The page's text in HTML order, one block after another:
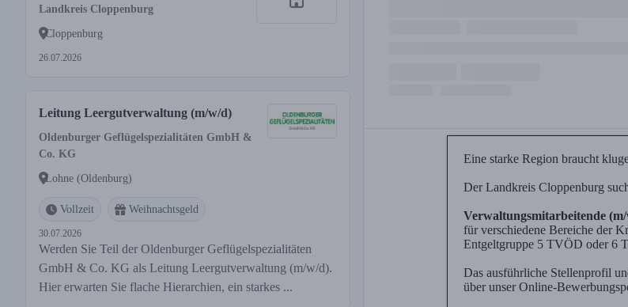
Landkreis Cloppenburg
Cloppenburg
26.07.2026
Leitung Leergutverwaltung (m/w/d)
Oldenburger Geflügelspezialitäten GmbH &
Co. KG
Lohne (Oldenburg)
Vollzeit Weihnachtsgeld
30.07.2026
Werden Sie Teil der Oldenburger Geflügelspezialitäten
GmbH & Co. KG als Leitung Leergutverwaltung (m/w/d).
Hier erwarten Sie flache Hierarchien, ein starkes ...